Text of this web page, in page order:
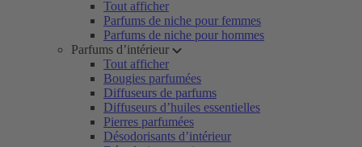
Tout afficher
Parfums de niche pour femmes
Parfums de niche pour hommes
Parfums d’intérieur
Tout afficher
Bougies parfumées
Diffuseurs de parfums
Diffuseurs d’huiles essentielles
Pierres parfumées
Désodorisants d’intérieur